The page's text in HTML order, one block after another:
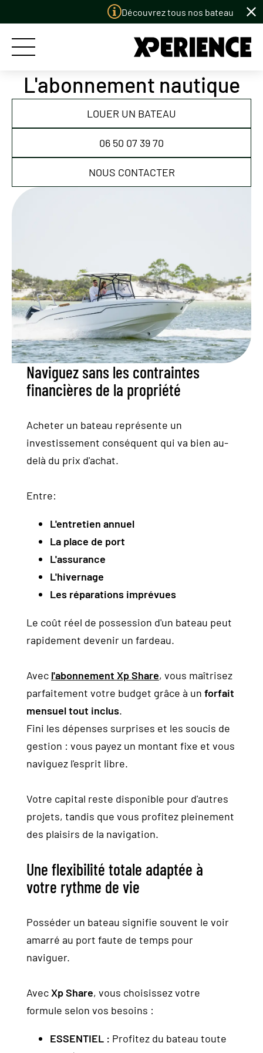
Découvrez tous nos bateaux à louer
ACCUEIL
LES BATEAUX
LES PORTS
LE CONCEPT
ACTUALITÉS
Contact
Location
L'abonnement nautique
LOUER UN BATEAU
06 50 07 39 70
NOUS CONTACTER
Naviguez sans les contraintes
financières de la propriété
Acheter un bateau représente un
investissement conséquent qui va bien au-
delà du prix d'achat.
Entre:
L'entretien annuel
La place de port
L'assurance
L'hivernage
Les réparations imprévues
Le coût réel de possession d'un bateau peut
rapidement devenir un fardeau.
Avec l'abonnement Xp Share, vous maîtrisez
parfaitement votre budget grâce à un forfait
mensuel tout inclus.
Fini les dépenses surprises et les soucis de
gestion : vous payez un montant fixe et vous
naviguez l'esprit libre.
Votre capital reste disponible pour d'autres
projets, tandis que vous profitez pleinement
des plaisirs de la navigation.
Une flexibilité totale adaptée à
votre rythme de vie
Posséder un bateau signifie souvent le voir
amarré au port faute de temps pour
naviguer.
AvecXp Share, vous choisissez votre
formule selon vos besoins :
ESSENTIEL : Profitez du bateau toute
Panneau de gestion des cookies